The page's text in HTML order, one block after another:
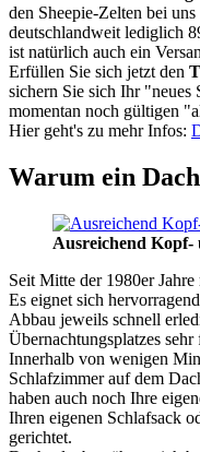
den Sheepie-Zelten bei uns
deutschlandweit lediglich
ist natürlich auch ein
Erfüllen Sie sich jetzt den
sichern Sie sich Ihr "neues
momentan noch gültigen
Hier geht's zu mehr Infos:
Warum ein
Ausreichend Kopf-
Seit Mitte der 1980er
Es eignet sich
Abbau jeweils schnell
Übernachtungsplatzes
Innerhalb von wenigen
Schlafzimmer auf dem
haben auch noch Ihre
Ihren eigenen Schlafsack
gerichtet.